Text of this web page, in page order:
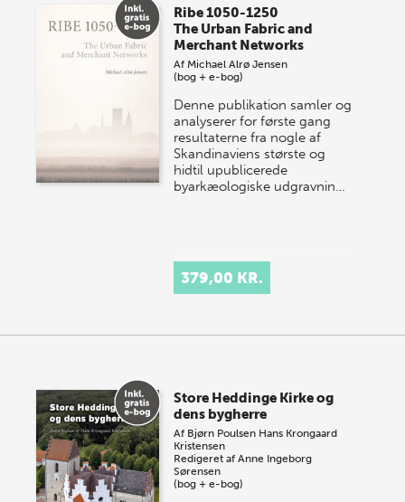
Ribe 1050-1250
The Urban Fabric and
Merchant Networks
Af Michael Alrø Jensen
(bog + e-bog)
Denne publikation samler og
analyserer for første gang
resultaterne fra nogle af
Skandinaviens største og
hidtil upublicerede
byarkæologiske udgravnin…
379,00 KR.
Store Heddinge Kirke og
dens bygherre
Af Bjørn Poulsen Hans Krongaard
Kristensen
Redigeret afAnne Ingeborg
Sørensen
(bog + e-bog)